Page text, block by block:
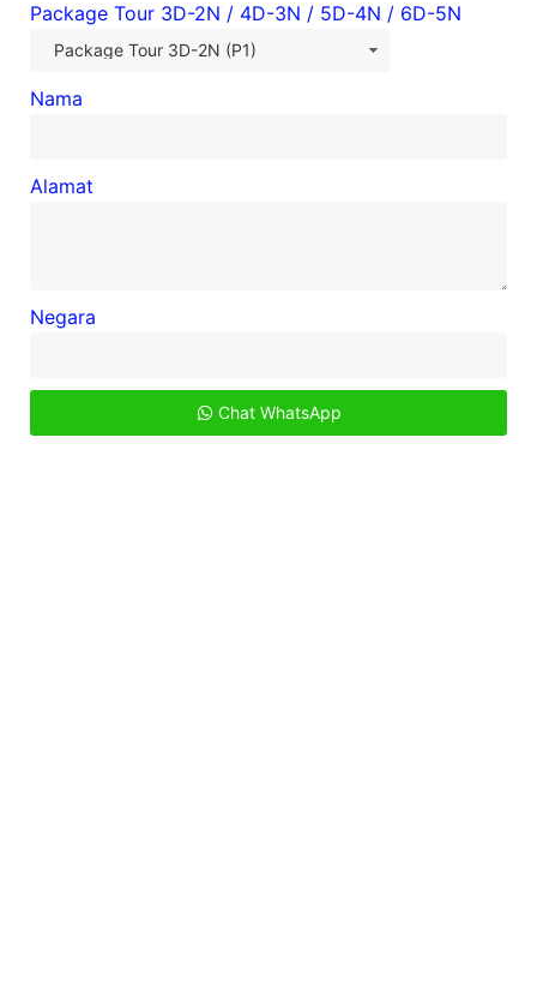
Package Tour 3D-2N / 4D-3N / 5D-4N / 6D-5N
Nama
Alamat
Negara
Chat WhatsApp